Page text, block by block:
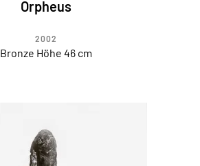
Orpheus
2002
Bronze Höhe 46 cm